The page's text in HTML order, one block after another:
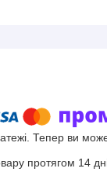
Тепер ви
протягом 14